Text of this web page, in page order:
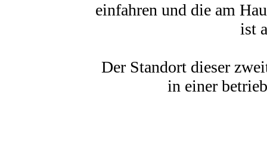
einfahren und die am
ist
Der Standort dieser
in einer